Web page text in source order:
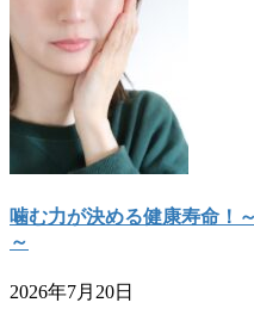
噛む力が決める健康寿命！
～
2026年7月20日